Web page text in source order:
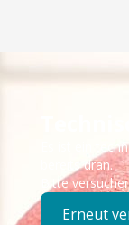
Es ist ein
bereits dran.
Bitte
Erneut